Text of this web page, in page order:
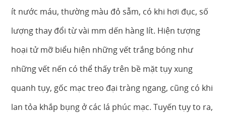
ít nước máu, thường màu đỏ sẫm, có khi hơi đục, số
lượng thay đổi từ vài mm dến hàng lít. Hiện tượng
hoại tử mỡ biểu hiện những vết trắng bóng như
những vết nến có thể thấy trên bề mặt tụy xung
quanh tụy, gốc mạc treo đại tràng ngang, cũng có khi
lan tỏa khắp bụng ở các lá phúc mạc. Tuyến tụy to ra,